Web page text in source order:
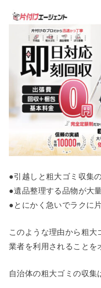
●引越しと粗大ゴミ収集
●遺品整理する品物が大
●とにかく急いでラクに
このような理由から粗
業者を利用されることを
自治体の粗大ゴミの収集